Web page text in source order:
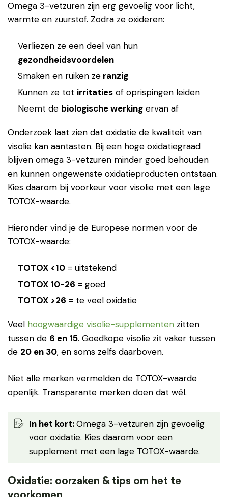
Omega 3-vetzuren zijn erg gevoelig voor licht,
warmte en zuurstof. Zodra ze oxideren:
Verliezen ze een deel van hun
gezondheidsvoordelen
Smaken en ruiken ze ranzig
Kunnen ze tot irritaties of oprispingen leiden
Neemt de biologische werking ervan af
Onderzoek laat zien dat oxidatie de kwaliteit van
visolie kan aantasten. Bij een hoge oxidatiegraad
blijven omega 3-vetzuren minder goed behouden
en kunnen ongewenste oxidatieproducten ontstaan.
Kies daarom bij voorkeur voor visolie met een lage
TOTOX-waarde.
Hieronder vind je de Europese normen voor de
TOTOX-waarde:
TOTOX <10 = uitstekend
TOTOX 10-26 = goed
TOTOX >26 = te veel oxidatie
Veel hoogwaardige visolie-supplementen zitten
tussen de 6 en 15. Goedkope visolie zit vaker tussen
de 20 en 30, en soms zelfs daarboven.
Niet alle merken vermelden de TOTOX-waarde
openlijk. Transparante merken doen dat wél.
In het kort:Omega 3-vetzuren zijn gevoelig
voor oxidatie. Kies daarom voor een
supplement met een lage TOTOX-waarde.
Oxidatie: oorzaken & tips om het te